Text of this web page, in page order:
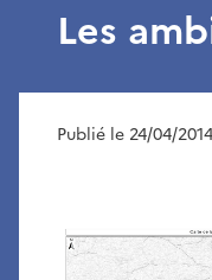
Les
Publié le 24/04/2014